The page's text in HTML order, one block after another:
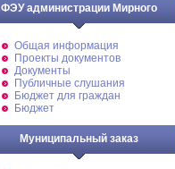
ФЭУ администрации Мирного
Общая информация
Проекты документов
Документы
Публичные слушания
Бюджет для граждан
Бюджет
Муниципальный заказ